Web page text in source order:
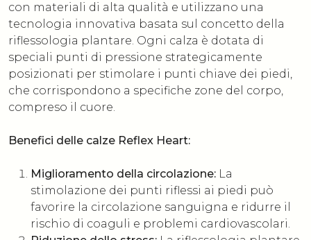
con materiali di alta qualità e utilizzano una
tecnologia innovativa basata sul concetto della
riflessologia plantare. Ogni calza è dotata di
speciali punti di pressione strategicamente
posizionati per stimolare i punti chiave dei piedi,
che corrispondono a specifiche zone del corpo,
compreso il cuore.
Benefici delle calze Reflex Heart:
Miglioramento della circolazione: La
stimolazione dei punti riflessi ai piedi può
favorire la circolazione sanguigna e ridurre il
rischio di coaguli e problemi cardiovascolari.